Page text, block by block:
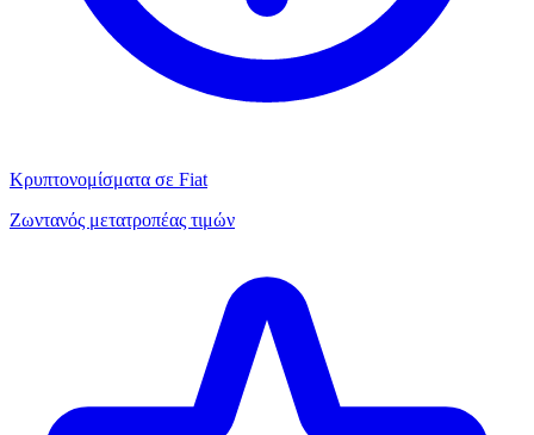
Κρυπτονομίσματα σε Fiat
Ζωντανός μετατροπέας τιμών